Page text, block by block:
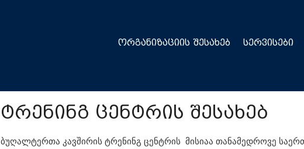
ᲝᲠᲒᲐᲜᲘᲖᲐᲪᲘᲘᲡ ᲨᲔᲡᲐᲮᲔᲑ ᲡᲔᲠᲕᲘᲡᲔᲑᲘ
ტრენინგ ცენტრის შესახებ
ბუღალტერთა კავშირის ტრენინგ ცენტრის მისიაა თანამედროვე